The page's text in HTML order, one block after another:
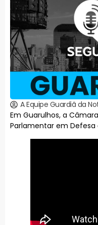
A Equipe Guardiã da
Em Guarulhos, a
Parlamentar em Defesa